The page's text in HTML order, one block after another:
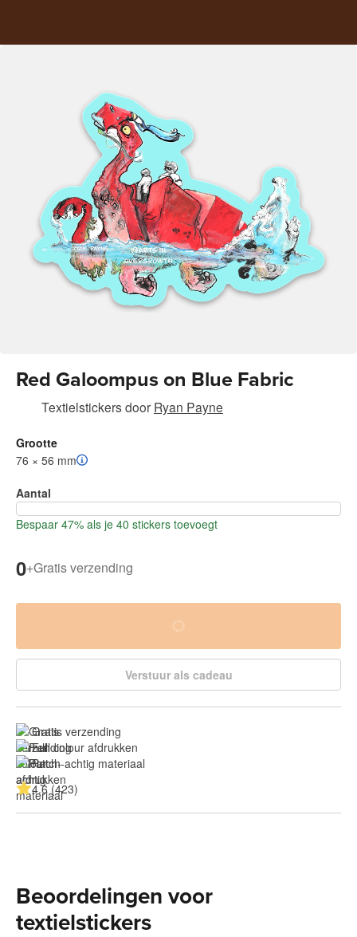
Red Galoompus on Blue Fabric
Textielstickersdoor Ryan Payne
Grootte
76 × 56 mm
Aantal
Bespaar 47% als je 40 stickers toevoegt
0+Gratis verzending
Verstuur als cadeau
Gratis verzending
Full colour afdrukken
Patch-achtig materiaal
4.6 (423)
Beoordelingen voor
textielstickers